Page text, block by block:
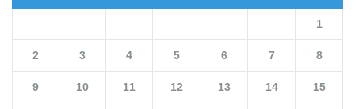
1
2 3 4 5 6 7 8
9 10 11 12 13 14 15